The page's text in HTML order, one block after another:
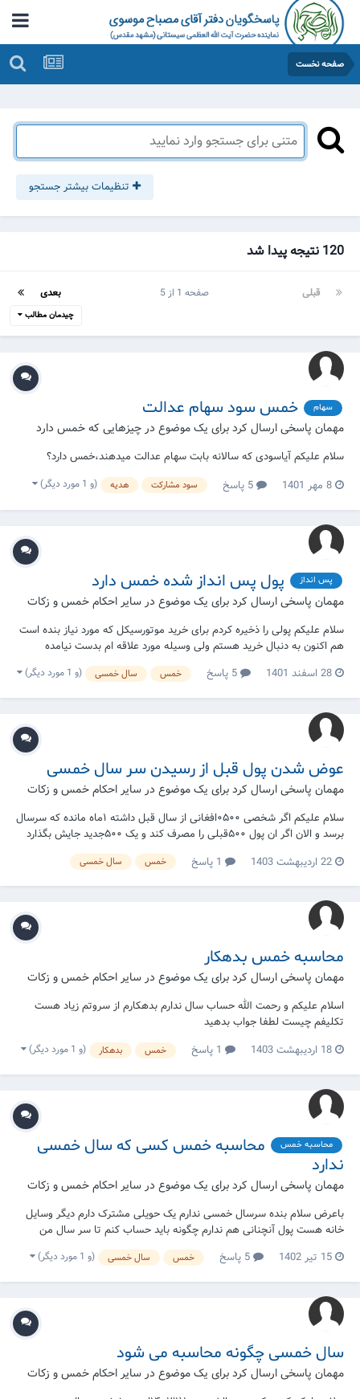
صفحه نخست
تنظیمات بیشتر جستجو
120 نتیجه پیدا شد
قبلی بعدی صفحه 1 از 5
چیدمان مطالب
سهام خمس سود سهام عدالت
مهمان پاسخی ارسال کرد برای یک موضوع در چیزهایی که خمس دارد
سلام علیکم آیاسودی که سالانه بابت سهام عدالت میدهند،خمس دارد؟
8 مهر 1401
سود مشارکت هدیه (و 1 مورد دیگر)
پس انداز پول پس انداز شده خمس دارد
مهمان پاسخی ارسال کرد برای یک موضوع در سایر احکام خمس و زکات
سلام علیکم پولی را ذخیره کردم برای خرید موتورسیکل که مورد نیاز بنده است
هم اکنون به دنبال خرید هستم ولی وسیله مورد علاقه ام بدست نیامده
حالاکه سری سالم رسیده آیا براین پول یا وسلیه مورد نیاز که ازاین پول میگیرم
خمس وسهم تعلق میگیردیاخیر؟
28 اسفند 1401 خمس سال خمسی (و 1 مورد دیگر)
عوض شدن پول قبل از رسیدن سر سال خمسی
مهمان پاسخی ارسال کرد برای یک موضوع در سایر احکام خمس و زکات
سلام علیکم اگر شخصی ۰۵۰۰افغانی از سال قبل داشته ۱ماه مانده که سرسال
برسد و الان اگر ان پول ۵۰۰قبلی را مصرف کند و یک ۵۰۰جدید جایش بگذارد
همین که یک ماه بعد سر سال میشود ایا خمس دارد اگر کسی شک کند پولش
خمسی شده نه به هر دلیلی ایا خمس بدهد؟
22 اردیبهشت 1403 خمس سال خمسی
محاسبه خمس بدهکار
مهمان پاسخی ارسال کرد برای یک موضوع در سایر احکام خمس و زکات
اسلام علیکم و رحمت الله حساب سال ندارم بدهکارم از سروتم زیاد هست
تکلیفم چیست لطفا جواب بدهید
18 اردیبهشت 1403
خمس بدهکار (و 1 مورد دیگر)
محاسبه خمس
محاسبه خمس کسی که سال خمسی
ندارد
مهمان پاسخی ارسال کرد برای یک موضوع در سایر احکام خمس و زکات
باعرض سلام بنده سرسال خمسی ندارم یک حویلی مشترک دارم دیگر وسایل
خانه هست پول آنچنانی هم ندارم چگونه باید حساب کنم تا سر سال من
15 تیر 1402 خمس سال خمسی (و 1 مورد دیگر)
سال خمسی چگونه محاسبه می شود
مهمان پاسخی ارسال کرد برای یک موضوع در سایر احکام خمس و زکات